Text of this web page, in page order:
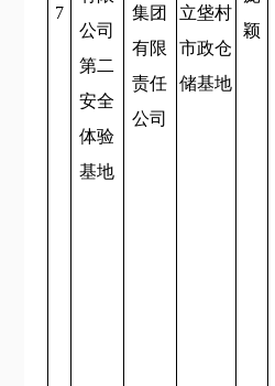
7
公司
第二
安全
体验
基地
集团
有限
责任
公司
立垡村
市政仓
储基地
颖